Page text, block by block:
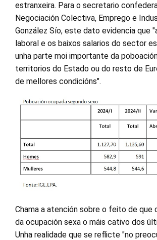
estranxeira. Para o secretario
Negociación Colectiva, Emprego e
González Sío, este dato evidencia que
laboral e os baixos salarios do sector
unha parte moi importante da
territorios do Estado ou do resto de
de mellores condicións".
Chama a atención sobre o feito de que
da ocupación sexa o máis cativo dos
Unha realidade que se reflicte "no